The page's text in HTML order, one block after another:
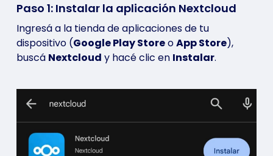
Paso 1: Instalar la aplicación Nextcloud
Ingresá a la tienda de aplicaciones de tu
dispositivo (Google Play StoreoApp Store),
buscá Nextcloud y hacé clic en Instalar.